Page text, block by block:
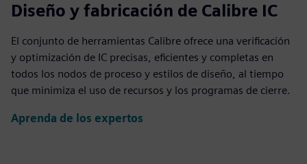
Diseño y fabricación de Calibre IC
El conjunto de herramientas Calibre ofrece una verificación
y optimización de IC precisas, eficientes y completas en
todos los nodos de proceso y estilos de diseño, al tiempo
que minimiza el uso de recursos y los programas de cierre.
Aprenda de los expertos